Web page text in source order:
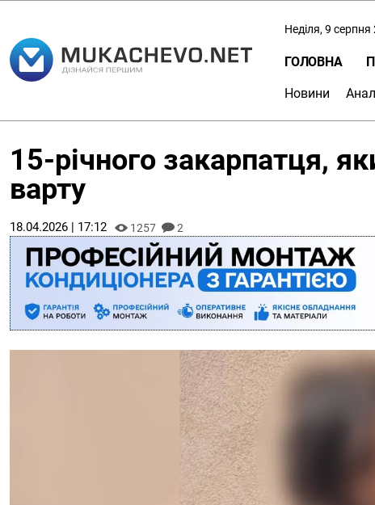
Неділя, 9 серпня
ГОЛОВНА
Новини
15-річного закарпатця,
варту
18.04.2026 | 17:12 1257 2